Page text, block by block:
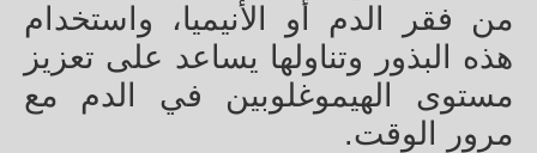
من فقر الدم أو الأنيميا، واستخدام
هذه البذور وتناولها يساعد على تعزيز
مستوى الهيموغلوبين في الدم مع
مرور الوقت.